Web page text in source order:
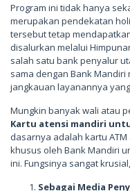
Program ini tidak hanya
merupakan pendekatan
tersebut tetap
disalurkan melalui
salah satu bank penyalur
sama dengan Bank
jangkauan layanannya
Mungkin banyak wali atau
Kartu atensi mandiri
dasarnya adalah kartu
khusus oleh Bank Mandiri
ini. Fungsinya sangat
Sebagai Media